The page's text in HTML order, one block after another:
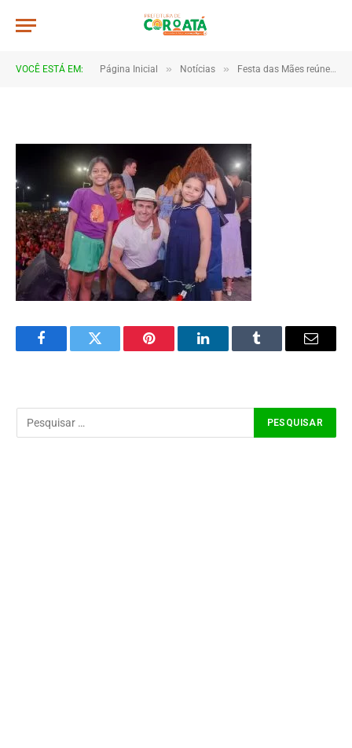
VOCÊ ESTÁ EM: Página Inicial » Notícias » Festa das Mães reúne multidão e emociona famílias em Coroatá
JWR_5268
FacebookTwitter Pinterest LinkedInTumblr Email